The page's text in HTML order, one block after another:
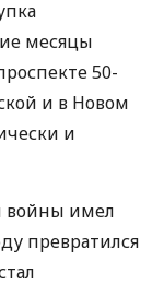
месяцы
50-
и в Новом
и
войны имел
превратился